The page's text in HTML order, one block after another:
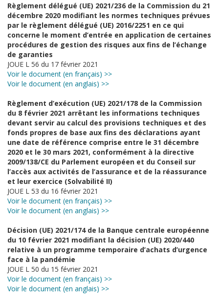
Règlement délégué (UE) 2021/236 de la Commission du 21
décembre 2020 modifiant les normes techniques prévues
par le règlement délégué (UE) 2016/2251 en ce qui
concerne le moment d’entrée en application de certaines
procédures de gestion des risques aux fins de l’échange
de garanties
JOUE L 56 du 17 février 2021
Voir le document (en français) >>
Voir le document (en anglais) >>
Règlement d’exécution (UE) 2021/178 de la Commission
du 8 février 2021 arrêtant les informations techniques
devant servir au calcul des provisions techniques et des
fonds propres de base aux fins des déclarations ayant
une date de référence comprise entre le 31 décembre
2020 et le 30 mars 2021, conformément à la directive
2009/138/CE du Parlement européen et du Conseil sur
l’accès aux activités de l’assurance et de la réassurance
et leur exercice (Solvabilité II)
JOUE L 53 du 16 février 2021
Voir le document (en français) >>
Voir le document (en anglais) >>
Décision (UE) 2021/174 de la Banque centrale européenne
du 10 février 2021 modifiant la décision (UE) 2020/440
relative à un programme temporaire d’achats d’urgence
face à la pandémie
JOUE L 50 du 15 février 2021
Voir le document (en français) >>
Voir le document (en anglais) >>